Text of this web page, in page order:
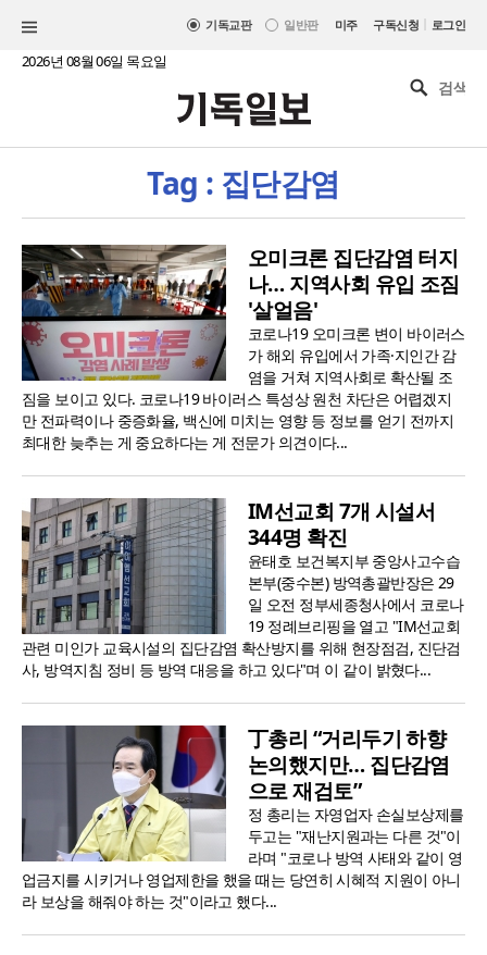
기독교판 일반판 미주 구독신청 | 로그인
2026년 08월 06일 목요일
Tag : 집단감염
오미크론 집단감염 터지
나… 지역사회 유입 조짐
'살얼음'
코로나19 오미크론 변이 바이러스
가 해외 유입에서 가족·지인간 감
염을 거쳐 지역사회로 확산될 조
짐을 보이고 있다. 코로나19 바이러스 특성상 원천 차단은 어렵겠지
만 전파력이나 중증화율, 백신에 미치는 영향 등 정보를 얻기 전까지
최대한 늦추는 게 중요하다는 게 전문가 의견이다...
IM선교회 7개 시설서
344명 확진
윤태호 보건복지부 중앙사고수습
본부(중수본) 방역총괄반장은 29
일 오전 정부세종청사에서 코로나
19 정례브리핑을 열고 "IM선교회
관련 미인가 교육시설의 집단감염 확산방지를 위해 현장점검, 진단검
사, 방역지침 정비 등 방역 대응을 하고 있다"며 이 같이 밝혔다...
丁총리 “거리두기 하향
논의했지만… 집단감염
으로 재검토”
정 총리는 자영업자 손실보상제를
두고는 "재난지원과는 다른 것"이
라며 "코로나 방역 사태와 같이 영
업금지를 시키거나 영업제한을 했을 때는 당연히 시혜적 지원이 아니
라 보상을 해줘야 하는 것"이라고 했다...